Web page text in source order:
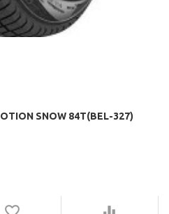
SNOW 84T(BEL-327)